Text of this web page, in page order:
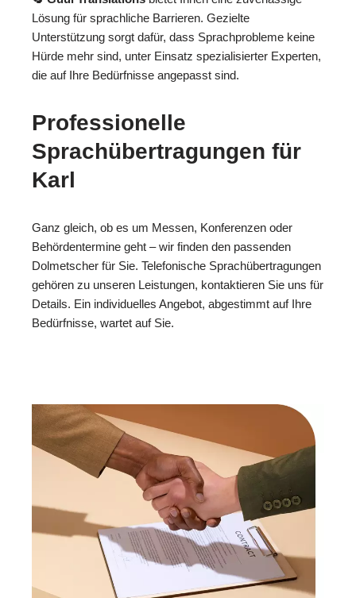
Lösung für sprachliche Barrieren. Gezielte
Unterstützung sorgt dafür, dass Sprachprobleme keine
Hürde mehr sind, unter Einsatz spezialisierter Experten,
die auf Ihre Bedürfnisse angepasst sind.
Professionelle
Sprachübertragungen für
Karl
Ganz gleich, ob es um Messen, Konferenzen oder
Behördentermine geht – wir finden den passenden
Dolmetscher für Sie. Telefonische Sprachübertragungen
gehören zu unseren Leistungen, kontaktieren Sie uns für
Details. Ein individuelles Angebot, abgestimmt auf Ihre
Bedürfnisse, wartet auf Sie.